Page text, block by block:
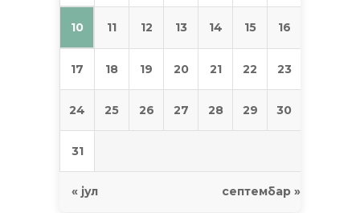
10 11 12 13 14 15 16
17 18 19 20 21 22 23
24 25 26 27 28 29 30
31
« јул септембар »